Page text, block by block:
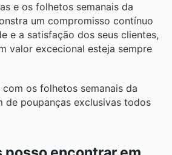
e os folhetos semanais da
um compromisso contínuo
e a satisfação dos seus clientes,
valor excecional esteja sempre
os folhetos semanais da
de poupanças exclusivas todos